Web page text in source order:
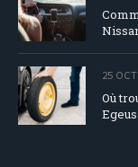
25
Où
Egeus